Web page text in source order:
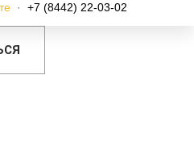
· +7 (8442) 22-03-02